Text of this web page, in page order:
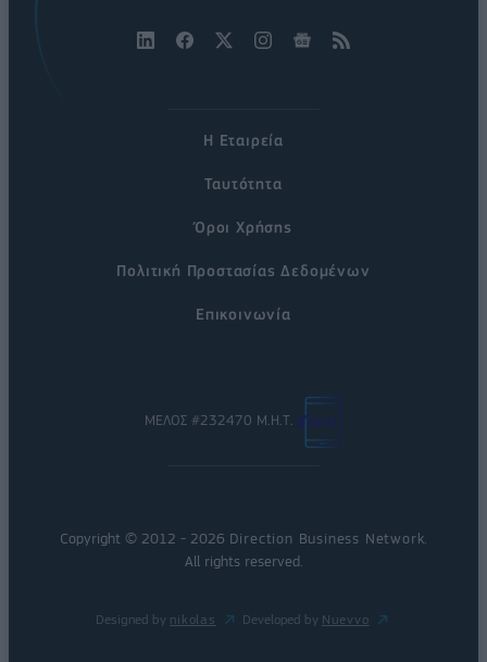
Η Εταιρεία
Ταυτότητα
Όροι Χρήσης
Πολιτική Προστασίας Δεδομένων
Επικοινωνία
ΜΕΛΟΣ #232470 Μ.Η.Τ.
Copyright © 2012 - 2026 Direction Business Network
All rights reserved.
Designed by nikolas Developed by Nuevvo